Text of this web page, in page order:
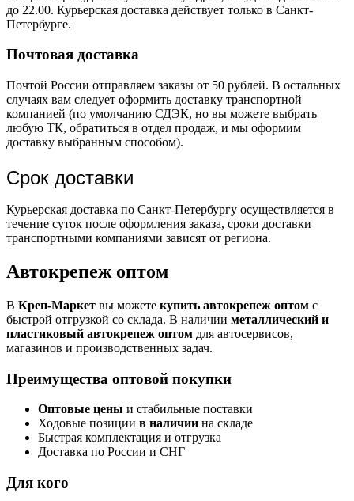
до 22.00. Курьерская доставка действует только в Санкт-
Петербурге.
Почтовая доставка
Почтой России отправляем заказы от 50 рублей. В остальных
случаях вам следует оформить доставку транспортной
компанией (по умолчанию СДЭК, но вы можете выбрать
любую ТК, обратиться в отдел продаж, и мы оформим
доставку выбранным способом).
Срок доставки
Курьерская доставка по Санкт-Петербургу осуществляется в
течение суток после оформления заказа, сроки доставки
транспортными компаниями зависят от региона.
Автокрепеж оптом
В Креп-Маркет вы можете купить автокрепеж оптом с
быстрой отгрузкой со склада. В наличии металлический и
пластиковый автокрепеж оптом для автосервисов,
магазинов и производственных задач.
Преимущества оптовой покупки
Оптовые цены и стабильные поставки
Ходовые позиции в наличии на складе
Быстрая комплектация и отгрузка
Доставка по России и СНГ
Для кого